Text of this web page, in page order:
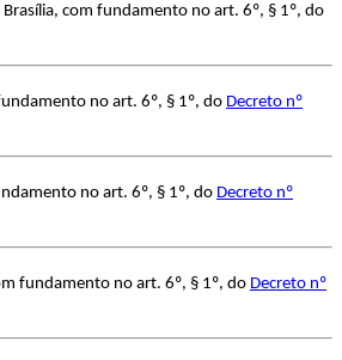
com fundamento no art. 6º, § 1º, do
no art. 6º, § 1º, do Decreto nº
no art. 6º, § 1º, do Decreto nº
fundamento no art. 6º, § 1º, do Decreto nº